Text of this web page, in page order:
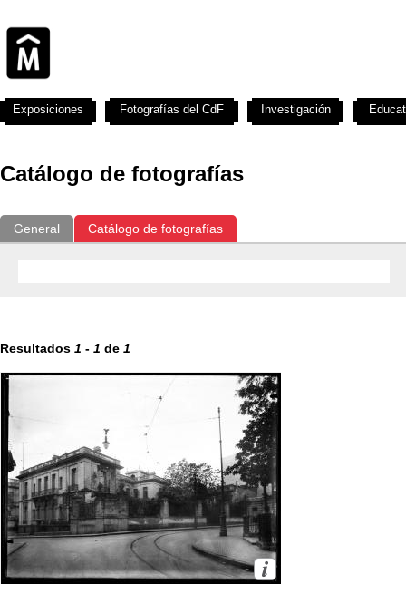
Catálogo de fotografías
General Catálogo de fotografías
Resultados 1 - 1 de 1
Exposiciones Fotografías del CdF Investigación